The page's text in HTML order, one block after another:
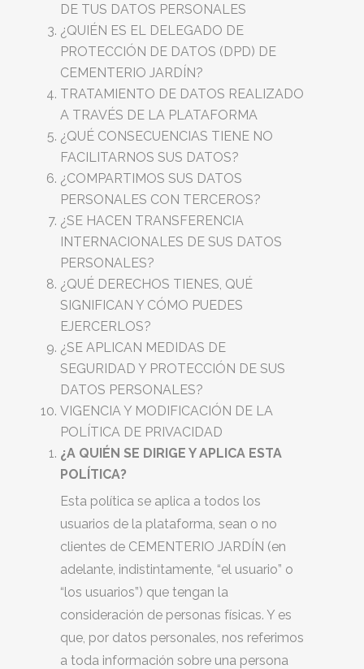
DE TUS DATOS PERSONALES
¿QUIÉN ES EL DELEGADO DE
PROTECCIÓN DE DATOS (DPD) DE
CEMENTERIO JARDÍN?
TRATAMIENTO DE DATOS REALIZADO
A TRAVÉS DE LA PLATAFORMA
¿QUÉ CONSECUENCIAS TIENE NO
FACILITARNOS SUS DATOS?
¿COMPARTIMOS SUS DATOS
PERSONALES CON TERCEROS?
¿SE HACEN TRANSFERENCIA
INTERNACIONALES DE SUS DATOS
PERSONALES?
¿QUÉ DERECHOS TIENES, QUÉ
SIGNIFICAN Y CÓMO PUEDES
EJERCERLOS?
¿SE APLICAN MEDIDAS DE
SEGURIDAD Y PROTECCIÓN DE SUS
DATOS PERSONALES?
VIGENCIA Y MODIFICACIÓN DE LA
POLÍTICA DE PRIVACIDAD
¿A QUIÉN SE DIRIGE Y APLICA ESTA
POLÍTICA?
Esta política se aplica a todos los
usuarios de la plataforma, sean o no
clientes de CEMENTERIO JARDÍN (en
adelante, indistintamente, “el usuario” o
“los usuarios”) que tengan la
consideración de personas físicas. Y es
que, por datos personales, nos referimos
a toda información sobre una persona